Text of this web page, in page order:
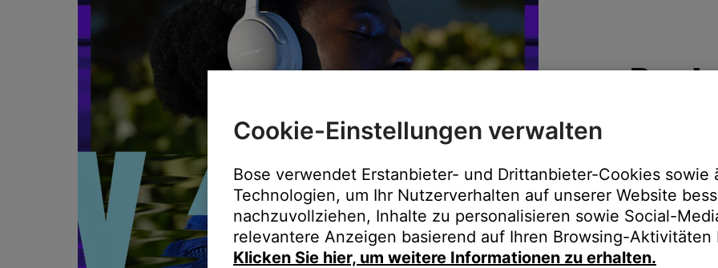
Immer der
Upgrades,
Bestellungen
Cookie-Einstellungen verwalten
Bose verwendet Erstanbieter- und Drittanbieter-Cookies sowie
Technologien, um Ihr Nutzerverhalten auf unserer Website
nachzuvollziehen, Inhalte zu personalisieren sowie Social-
relevantere Anzeigen basierend auf Ihren Browsing-Aktivitäten
Klicken Sie hier, um weitere Informationen zu erhalten.